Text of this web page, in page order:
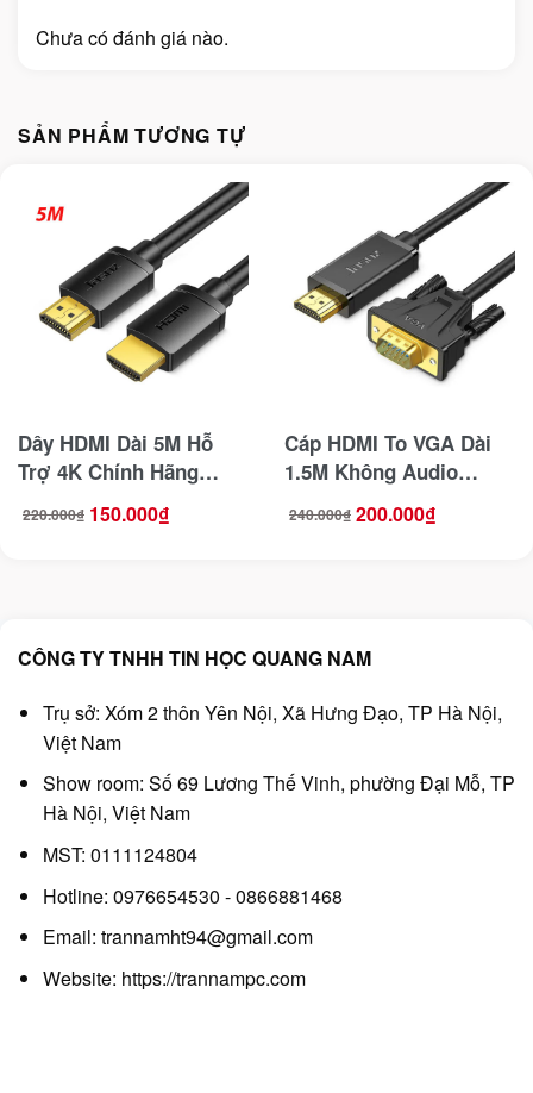
Chưa có đánh giá nào.
SẢN PHẨM TƯƠNG TỰ
Dây HDMI Dài 5M Hỗ
Trợ 4K Chính Hãng
Jasoz T-A283
220.000₫
Giá
gốc 150.000₫
Giá
hiện
Cáp HDMI To VGA Dài
1.5M Không Audio
Jasoz T-G121
240.000₫
Giá
gốc 200.000₫
Giá
hiện
CÔNG TY TNHH TIN HỌC QUANG NAM
Trụ sở: Xóm 2 thôn Yên Nội, Xã Hưng Đạo, TP Hà Nội,
Việt Nam
Show room: Số 69 Lương Thế Vinh, phường Đại Mỗ, TP
Hà Nội, Việt Nam
MST: 0111124804
Hotline: 0976654530 - 0866881468
Email: trannamht94@gmail.com
Website: https://trannampc.com